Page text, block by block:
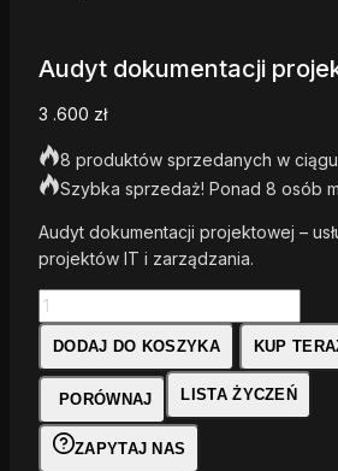
Audyt dokumentacji
3 .600 zł
8 produktów sprzedanych w
Szybka sprzedaż! Ponad 8 osób
Audyt dokumentacji projektowej –
projektów IT i zarządzania.
ilość
Audyt
dokumentacji
projektowej
DODAJ DO KOSZYKA KUP
PORÓWNAJ LISTA ŻYCZEŃ
ZAPYTAJ NAS